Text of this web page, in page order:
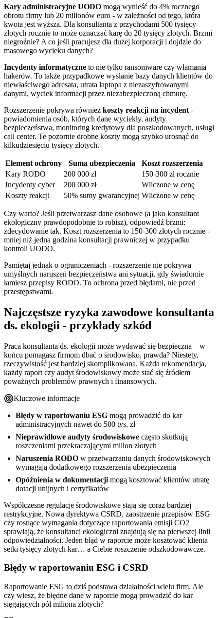
Kary administracyjne UODO mogą wynieść do 4% rocznego
obrotu firmy lub 20 milionów euro - w zależności od tego, która
kwota jest wyższa. Dla konsultanta z przychodami 500 tysięcy
złotych rocznie to może oznaczać karę do 20 tysięcy złotych. Brzmi
niegroźnie? A co jeśli pracujesz dla dużej korporacji i dojdzie do
masowego wycieku danych?
Incydenty informatyczne to nie tylko ransomware czy włamania
hakerów. To także przypadkowe wysłanie bazy danych klientów do
niewłaściwego adresata, utrata laptopa z niezaszyfrowanymi
danymi, wyciek informacji przez niezabezpieczoną chmurę.
Rozszerzenie pokrywa również koszty reakcji na incydent -
powiadomienia osób, których dane wyciekły, audyty
bezpieczeństwa, monitoring kredytowy dla poszkodowanych, usługi
call center. Te pozornie drobne koszty mogą szybko urosnąć do
kilkudziesięciu tysięcy złotych.
Element ochrony Suma ubezpieczenia
Koszt rozszerzenia
Kary RODO
200 000 zł
150-300 zł rocznie
Incydenty cyber
200 000 zł
Wliczone w cenę
Koszty reakcji
50% sumy gwarancyjnej Wliczone w cenę
Czy warto? Jeśli przetwarzasz dane osobowe (a jako konsultant
ekologiczny prawdopodobnie to robisz), odpowiedź brzmi:
zdecydowanie tak. Koszt rozszerzenia to 150-300 złotych rocznie -
mniej niż jedna godzina konsultacji prawniczej w przypadku
kontroli UODO.
Pamiętaj jednak o ograniczeniach - rozszerzenie nie pokrywa
umyślnych naruszeń bezpieczeństwa ani sytuacji, gdy świadomie
łamiesz przepisy RODO. To ochrona przed błędami, nie przed
przestępstwami.
Najczęstsze ryzyka zawodowe konsultanta
ds. ekologii - przykłady szkód
Praca konsultanta ds. ekologii może wydawać się bezpieczna – w
końcu pomagasz firmom dbać o środowisko, prawda? Niestety,
rzeczywistość jest bardziej skomplikowana. Każda rekomendacja,
każdy raport czy audyt środowiskowy może stać się źródłem
poważnych problemów prawnych i finansowych.
Kluczowe informacje
Błędy w raportowaniu ESG mogą prowadzić do kar
administracyjnych nawet do 500 tys. zł
Nieprawidłowe audyty środowiskowe często skutkują
roszczeniami przekraczającymi milion złotych
Naruszenia RODO w przetwarzaniu danych środowiskowych
wymagają dodatkowego rozszerzenia ubezpieczenia
Opóźnienia w dokumentacji mogą kosztować klientów utratę
dotacji unijnych i certyfikatów
Współczesne regulacje środowiskowe stają się coraz bardziej
restrykcyjne. Nowa dyrektywa CSRD, zaostrzenie przepisów ESG
czy rosnące wymagania dotyczące raportowania emisji CO2
sprawiają, że konsultanci ekologiczni znajdują się na pierwszej linii
odpowiedzialności. Jeden błąd w raporcie może kosztować klienta
setki tysięcy złotych kar… a Ciebie roszczenie odszkodowawcze.
Błędy w raportowaniu ESG i CSRD
Raportowanie ESG to dziś podstawa działalności wielu firm. Ale
czy wiesz, że błędne dane w raporcie mogą prowadzić do kar
sięgających pół miliona złotych?